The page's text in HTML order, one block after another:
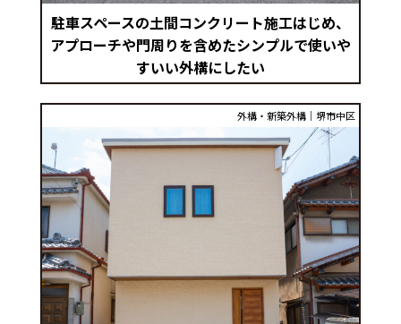
駐車スペースの土間コンクリート施工はじめ、
アプローチや門周りを含めたシンプルで使いや
すいい外構にしたい
外構・新築外構｜堺市中区